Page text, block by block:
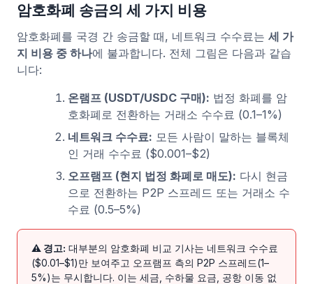
암호화폐 송금의 세 가지 비용
암호화폐를 국경 간 송금할 때, 네트워크 수수료는 세 가
지 비용 중 하나에 불과합니다. 전체 그림은 다음과 같습
니다:
온램프 (USDT/USDC 구매): 법정 화폐를 암
호화폐로 전환하는 거래소 수수료 (0.1–1%)
네트워크 수수료: 모든 사람이 말하는 블록체
인 거래 수수료 ($0.001–$2)
오프램프 (현지 법정 화폐로 매도): 다시 현금
으로 전환하는 P2P 스프레드 또는 거래소 수
수료 (0.5–5%)
⚠ 경고: 대부분의 암호화폐 비교 기사는 네트워크 수수료
($0.01–$1)만 보여주고 오프램프 측의 P2P 스프레드(1–
5%)는 무시합니다. 이는 세금, 수하물 요금, 공항 이동 없